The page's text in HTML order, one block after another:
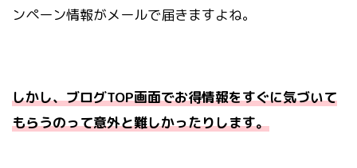
ンペーン情報がメールで届きますよね。
しかし、ブログTOP画面でお得情報をすぐに気づいて
もらうのって意外と難しかったりします。